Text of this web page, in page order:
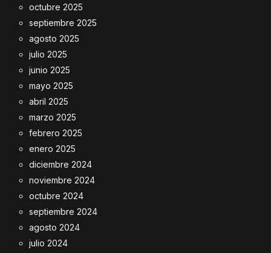
octubre 2025
septiembre 2025
agosto 2025
julio 2025
junio 2025
mayo 2025
abril 2025
marzo 2025
febrero 2025
enero 2025
diciembre 2024
noviembre 2024
octubre 2024
septiembre 2024
agosto 2024
julio 2024